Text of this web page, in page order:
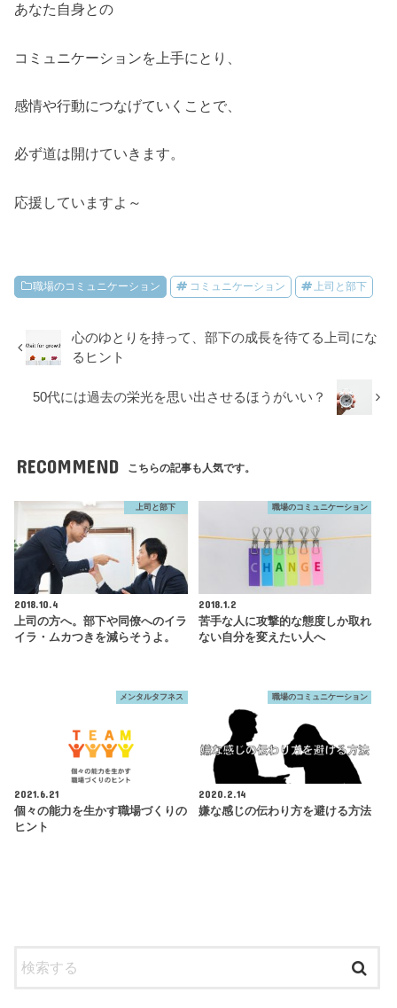
あなた自身との
コミュニケーションを上手にとり、
感情や行動につなげていくことで、
必ず道は開けていきます。
応援していますよ～
職場のコミュニケーション コミュニケーション 上司と部下
心のゆとりを持って、部下の成長を待てる上司にな
るヒント
50代には過去の栄光を思い出させるほうがいい？
RECOMMEND こちらの記事も人気です。
上司と部下
2018.10.4
上司の方へ。部下や同僚へのイラ
イラ・ムカつきを減らそうよ。
職場のコミュニケーション
2018.1.2
苦手な人に攻撃的な態度しか取れ
ない自分を変えたい人へ
メンタルタフネス
2021.6.21
個々の能力を生かす職場づくりの
ヒント
職場のコミュニケーション
2020.2.14
嫌な感じの伝わり方を避ける方法